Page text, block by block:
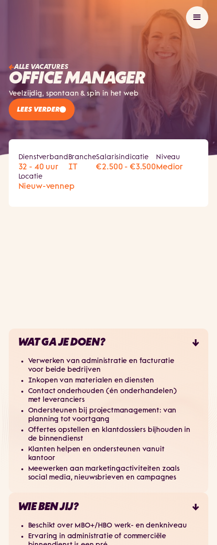
ALLE VACATURES
OFFICE MANAGER
Veelzijdig, spontaan & spin in het web
LEES VERDER
WAT GA JE DOEN?
Verwerken van administratie en facturatie
voor beide bedrijven
Inkopen van materialen en diensten
Contact onderhouden (én onderhandelen)
met leveranciers
Ondersteunen bij projectmanagement: van
planning tot voortgang
Offertes opstellen en klantdossiers bijhouden in
de binnendienst
Klanten helpen en ondersteunen vanuit
kantoor
Meewerken aan marketingactiviteiten zoals
social media, nieuwsbrieven en campagnes
WIE BEN JIJ?
Beschikt over MBO+/HBO werk- en denkniveau
Ervaring in administratie of commerciële
Dienstverband
32 - 40 uur
Branche
IT
Salarisindicatie
€2.500 - €3.500
Niveau
Medior
Locatie
Nieuw-vennep